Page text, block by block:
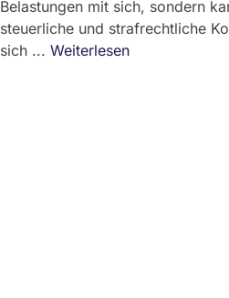
Belastungen mit sich, sondern
steuerliche und strafrechtliche
sich ...Weiterlesen